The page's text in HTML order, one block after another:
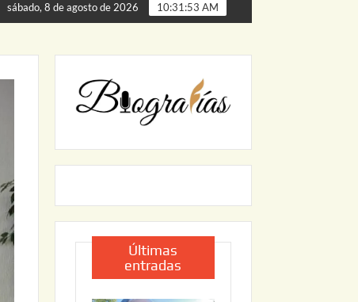
de Palmillas ARRANCA JAPAM EL PROGRAMA
sábado, 8 de agosto de 2026 10:31:54 AM
Últimas
entradas